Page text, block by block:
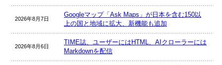
2026年8月7日
Googleマップ「Ask Maps」が日本を含む150以
上の国と地域に拡大、新機能も追加
2026年8月6日
TIME誌、ユーザーにはHTML、AIクローラーには
Markdownを配信